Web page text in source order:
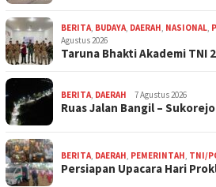
BERITA, BUDAYA, DAERAH, NASIONAL,
Agustus 2026
Taruna Bhakti Akademi TNI
BERITA, DAERAH 7 Agustus 2026
Ruas Jalan Bangil –
BERITA, DAERAH, PEMERINTAH, TNI/
Persiapan Upacara Hari